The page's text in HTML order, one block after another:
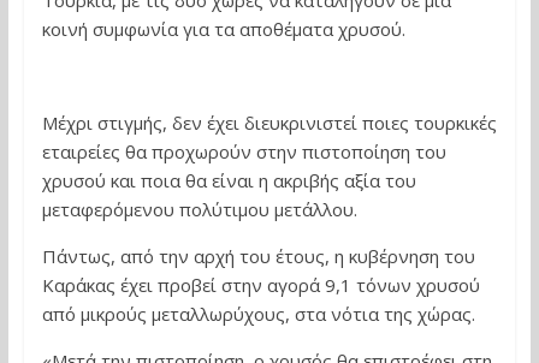
κοινή συμφωνία για τα αποθέματα χρυσού.
Μέχρι στιγμής, δεν έχει διευκρινιστεί ποιες τουρκικές
εταιρείες θα προχωρούν στην πιστοποίηση του
χρυσού και ποια θα είναι η ακριβής αξία του
μεταφερόμενου πολύτιμου μετάλλου.
Πάντως, από την αρχή του έτους, η κυβέρνηση του
Καράκας έχει προβεί στην αγορά 9,1 τόνων χρυσού
από μικρούς μεταλλωρύχους, στα νότια της χώρας.